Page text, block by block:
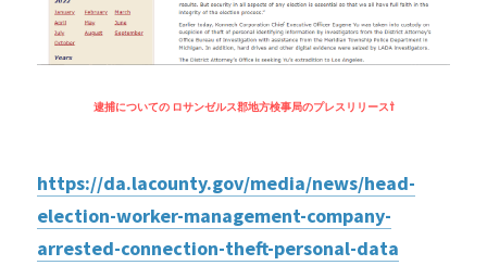
投資
逮捕についての ロサンゼルス郡地方検事局のプレスリリース⇧
https://da.lacounty.gov/media/news/head-
election-worker-management-company-
arrested-connection-theft-personal-data